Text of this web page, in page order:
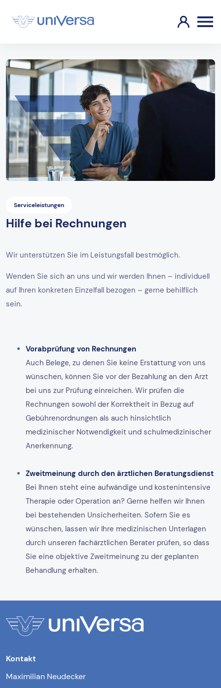
Serviceleistungen
Hilfe bei Rechnungen
Wir unterstützen Sie im Leistungsfall bestmöglich.
Wenden Sie sich an uns und wir werden Ihnen – individuell
auf Ihren konkreten Einzelfall bezogen – gerne behilflich
sein.
Vorabprüfung von Rechnungen
Auch Belege, zu denen Sie keine Erstattung von uns
wünschen, können Sie vor der Bezahlung an den Arzt
bei uns zur Prüfung einreichen. Wir prüfen die
Rechnungen sowohl der Korrektheit in Bezug auf
Gebührenordnungen als auch hinsichtlich
medizinischer Notwendigkeit und schulmedizinischer
Anerkennung.
Zweitmeinung durch den ärztlichen Beratungsdienst
Bei Ihnen steht eine aufwändige und kostenintensive
Therapie oder Operation an? Gerne helfen wir Ihnen
bei bestehenden Unsicherheiten. Sofern Sie es
wünschen, lassen wir Ihre medizinischen Unterlagen
durch unseren fachärztlichen Berater prüfen, so dass
Sie eine objektive Zweitmeinung zu der geplanten
Behandlung erhalten.
Kontakt
Maximilian Neudecker